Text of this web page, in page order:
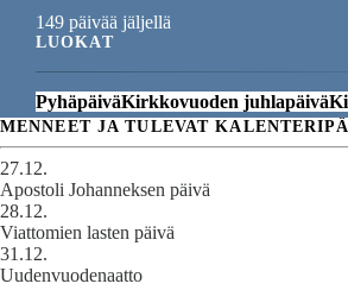
149 päivää jäljellä
LUOKAT
PyhäpäiväKirkkovuoden juhlapäivä
MENNEET JA TULEVAT
27.12.
Apostoli Johanneksen päivä
28.12.
Viattomien lasten päivä
31.12.
Uudenvuodenaatto